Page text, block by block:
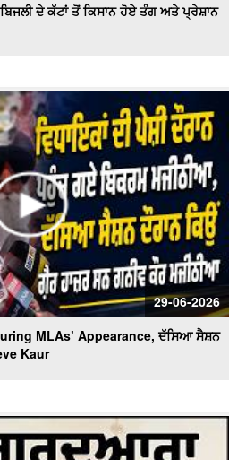
ਦੇ ਕੱਟਾਂ ਤੋਂ ਕਿਸਾਨ ਹੋਏ ਤੰਗ ਅਤੇ ਪ੍ਰੇਸ਼ਾਨ
29-06-2026
MLAs’ Appearance, ਦੱਸਿਆ ਸੈਸ਼ਨ
Kaur